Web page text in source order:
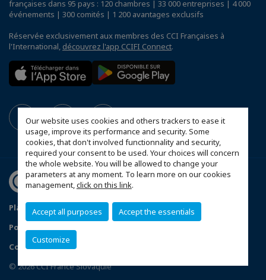
Our website uses cookies and others trackers to ease it
usage, improve its performance and security. Some
cookies, that don't involved functionnality and security,
required your consent to be used. Your choices will concern
the whole website. You will be allowed to change your
parameters at any moment. To learn more on our cookies
management,click on this link.
Accept all purposes Accept the essentials
Customize
françaises dans 95 pays : 120 chambres | 33 000 entreprises | 4 000
événements | 300 comités | 1 200 avantages exclusifs
Réservée exclusivement aux membres des CCI Françaises à
l'International, découvrez l'app CCIFI Connect.
Plan du site
Statuts de la CCFS
Politique de confidentialité
Configurer vos préférences cookies
© 2026 CCI France Slovaquie